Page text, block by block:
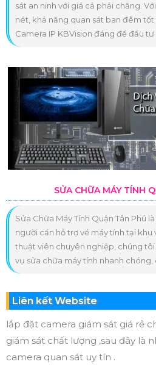
sát an ninh với giá cả phải chăng.
nét, khả năng quan sát ban đêm tốt
Camera IP KBVision đáng để đầu tư
SỬA CHỮA MÁY TÍNH
Sửa Chữa Máy Tính Quận Tân Phú
người cần hỗ trợ về máy tính tại khu
thuật viên chuyên nghiệp, chúng
vụ sửa chữa máy tính nhanh chóng,
Liên kết Website
lắp đặt camera giám sát giá rẻ
giám sát chất lượng ,sau đây là
camera quan sát uy tín .